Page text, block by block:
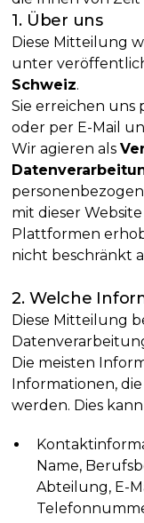
1. Über uns
Diese Mitteilung
unter
Schweiz.
Sie erreichen uns
oder per E-Mail
Wir agieren als
mit dieser
Plattformen
nicht beschränkt
2. Welche
Diese Mitteilung
Die meisten
Informationen,
werden. Dies
Name,
Abteilung, E-